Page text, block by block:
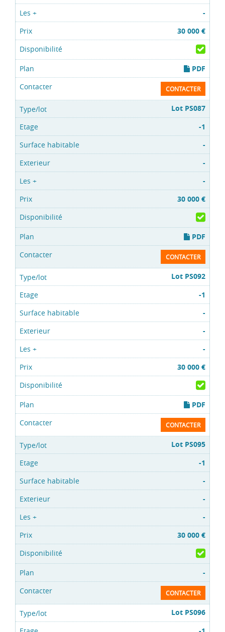
-
30 000 €
PDF
CONTACTER
Lot PS087
-1
-
-
-
30 000 €
PDF
CONTACTER
Lot PS092
-1
-
-
-
30 000 €
PDF
CONTACTER
Lot PS095
-1
-
-
-
30 000 €
-
CONTACTER
Lot PS096